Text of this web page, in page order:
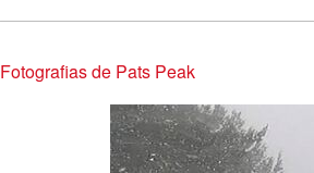
Fotografias de Pats Peak